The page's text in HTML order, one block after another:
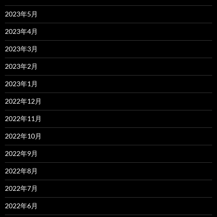
2023年5月
2023年4月
2023年3月
2023年2月
2023年1月
2022年12月
2022年11月
2022年10月
2022年9月
2022年8月
2022年7月
2022年6月